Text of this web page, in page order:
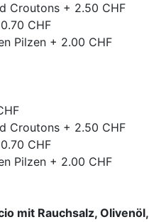
Croutons + 2.50 CHF
CHF
Pilzen + 2.00 CHF
Croutons + 2.50 CHF
CHF
Pilzen + 2.00 CHF
mit Rauchsalz, Olivenöl,